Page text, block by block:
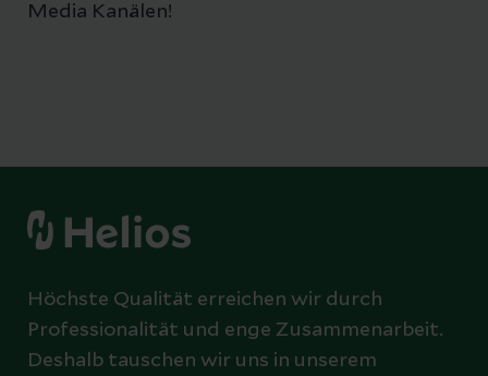
Media Kanälen!
Höchste Qualität erreichen wir durch
Professionalität und enge Zusammenarbeit.
Deshalb tauschen wir uns in unserem